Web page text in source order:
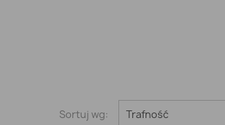
Sortuj wg: Trafność